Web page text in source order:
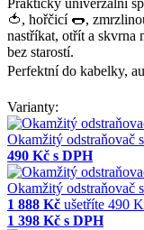
Praktický univerzální
🍅, hořčicí 🌭,
nastříkat, otřít a skvrna
bez starostí.
Perfektní do kabelky,
Varianty:
Okamžitý odstraňovač
490 Kč s DPH
Okamžitý odstraňovač
1 888 Kč ušetříte 490
1 398 Kč s DPH